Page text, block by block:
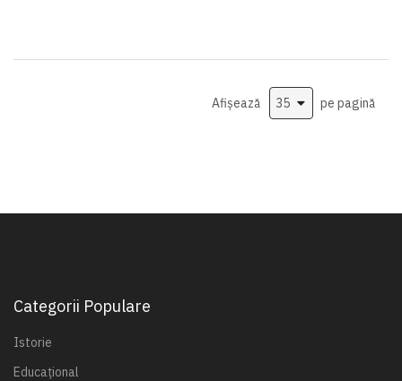
Afișează pe pagină
Categorii Populare
Istorie
Educațional